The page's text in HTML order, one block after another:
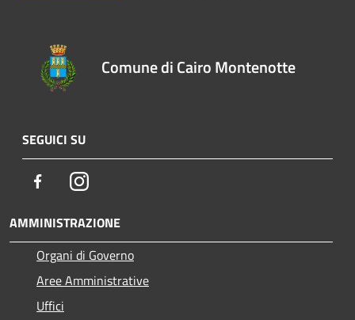
Comune di Cairo Montenotte
SEGUICI SU
FacebookInstagram
AMMINISTRAZIONE
Organi di Governo
Aree Amministrative
Uffici